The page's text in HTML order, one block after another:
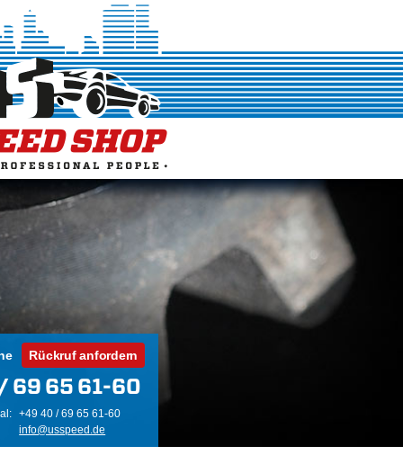
Rückruf anfordern
69 65 61-60
+49 40 / 69 65 61-60
info@usspeed.de